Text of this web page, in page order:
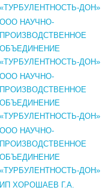
«ТУРБУЛЕНТНОСТЬ-ДОН»
ООО НАУЧНО-
ПРОИЗВОДСТВЕННОЕ
ОБЪЕДИНЕНИЕ
«ТУРБУЛЕНТНОСТЬ-ДОН»
ООО НАУЧНО-
ПРОИЗВОДСТВЕННОЕ
ОБЪЕДИНЕНИЕ
«ТУРБУЛЕНТНОСТЬ-ДОН»
ООО НАУЧНО-
ПРОИЗВОДСТВЕННОЕ
ОБЪЕДИНЕНИЕ
«ТУРБУЛЕНТНОСТЬ-ДОН»
ИП ХОРОШАЕВ Г.А.